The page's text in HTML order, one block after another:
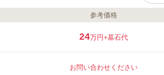
ライフドッ
「
に
す
参考価格
24万円+墓石代
お問い合わせください